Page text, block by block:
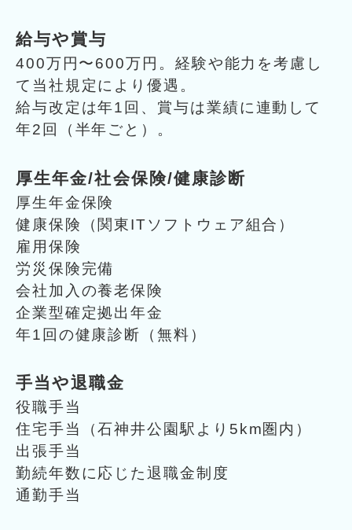
給与や賞与
400万円〜600万円。経験や能力を考慮し
て当社規定により優遇。
給与改定は年1回、賞与は業績に連動して
年2回（半年ごと）。
厚生年金/社会保険/健康診断
厚生年金保険
健康保険（関東ITソフトウェア組合）
雇用保険
労災保険完備
会社加入の養老保険
企業型確定拠出年金
年1回の健康診断（無料）
手当や退職金
役職手当
住宅手当（石神井公園駅より5km圏内）
出張手当
勤続年数に応じた退職金制度
通勤手当